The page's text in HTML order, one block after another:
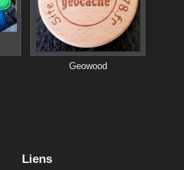
Geowood
Liens